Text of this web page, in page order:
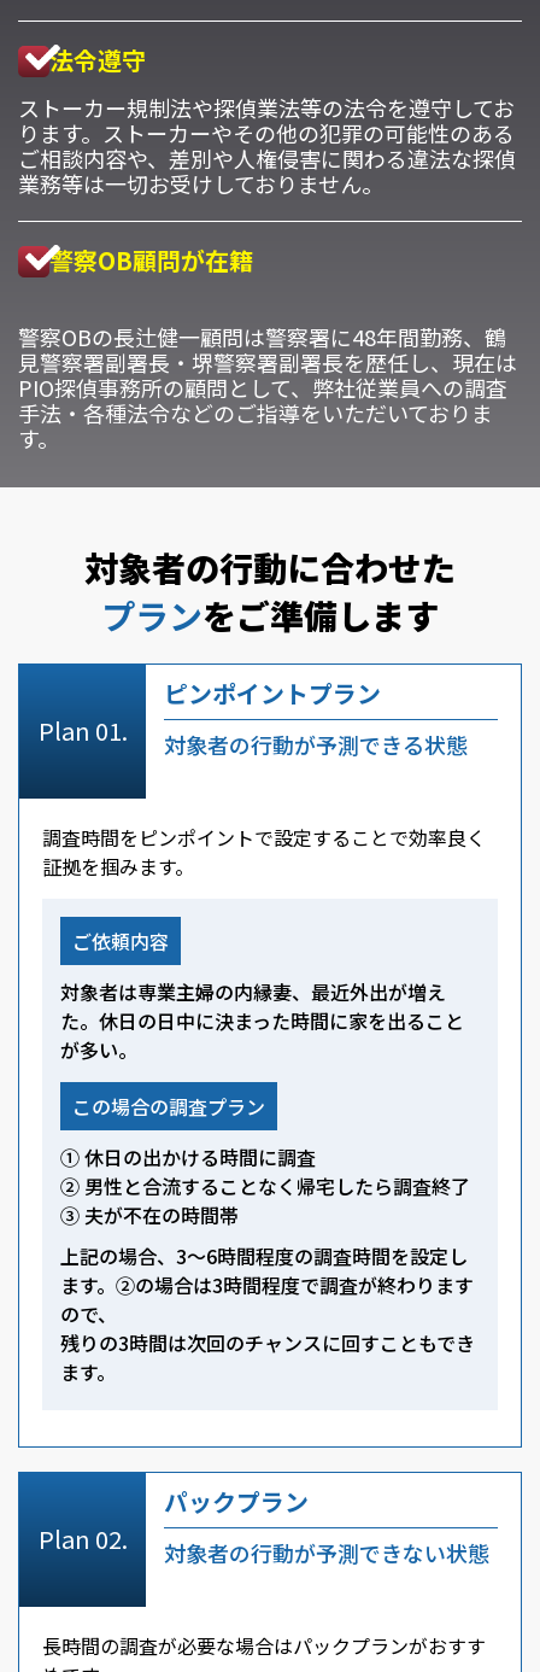
法令遵守
ストーカー規制法や探偵業法等の法令を遵守してお
ります。ストーカーやその他の犯罪の可能性のある
ご相談内容や、差別や人権侵害に関わる違法な探偵
業務等は一切お受けしておりません。
警察OB顧問が在籍
警察OBの長辻健一顧問は警察署に48年間勤務、鶴
見警察署副署長・堺警察署副署長を歴任し、現在は
PIO探偵事務所の顧問として、弊社従業員への調査
手法・各種法令などのご指導をいただいておりま
す。
対象者の行動に合わせた
プランをご準備します
ピンポイントプラン
対象者の行動が予測できる状態
調査時間をピンポイントで設定することで効率良く
証拠を掴みます。
ご依頼内容
対象者は専業主婦の内縁妻、最近外出が増え
た。休日の日中に決まった時間に家を出ること
が多い。
この場合の調査プラン
① 休日の出かける時間に調査
② 男性と合流することなく帰宅したら調査終了
③ 夫が不在の時間帯
上記の場合、3～6時間程度の調査時間を設定し
ます。②の場合は3時間程度で調査が終わります
ので、
残りの3時間は次回のチャンスに回すこともでき
ます。
パックプラン
対象者の行動が予測できない状態
長時間の調査が必要な場合はパックプランがおすす